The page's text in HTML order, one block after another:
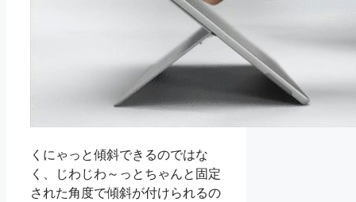
くにゃっと傾斜できるのではな
く、じわじわ～っとちゃんと固定
された角度で傾斜が付けられるの